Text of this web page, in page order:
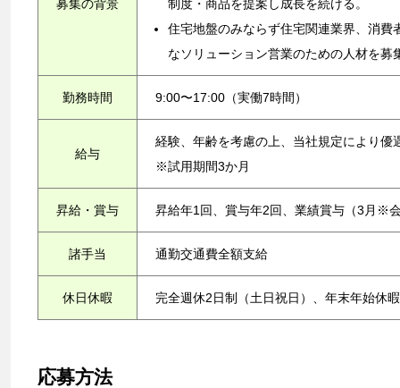
募集の背景
制度・商品を提案し成長を続ける。
住宅地盤のみならず住宅関連業界、消
なソリューション営業のための人材を募
勤務時間 9:00〜17:00（実働7時間）
給与
経験、年齢を考慮の上、当社規定により優
※試用期間3か月
昇給・賞与 昇給年1回、賞与年2回、業績賞与（3月※
諸手当 通勤交通費全額支給
休日休暇 完全週休2日制（土日祝日）、年末年始休
応募方法